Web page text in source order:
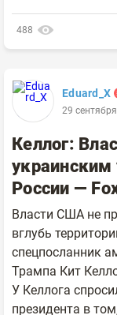
488
Eduard_X
29
Келлог:
украинским
России —
Власти США не
вглубь
спецпосланник
Трампа Кит
У Келлога
президента в